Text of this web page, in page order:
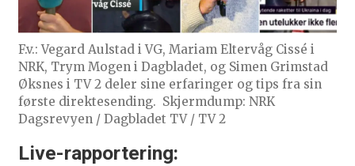
F.v.: Vegard Aulstad i VG, Mariam Eltervåg Cissé i
NRK, Trym Mogen i Dagbladet, og Simen Grimstad
Øksnes i TV 2 deler sine erfaringer og tips fra sin
første direktesending. Skjermdump: NRK
Dagsrevyen / Dagbladet TV / TV 2
Live-rapportering: